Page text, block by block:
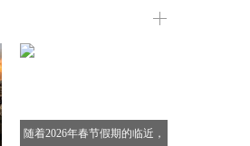
随着2026年春节假期的临近，